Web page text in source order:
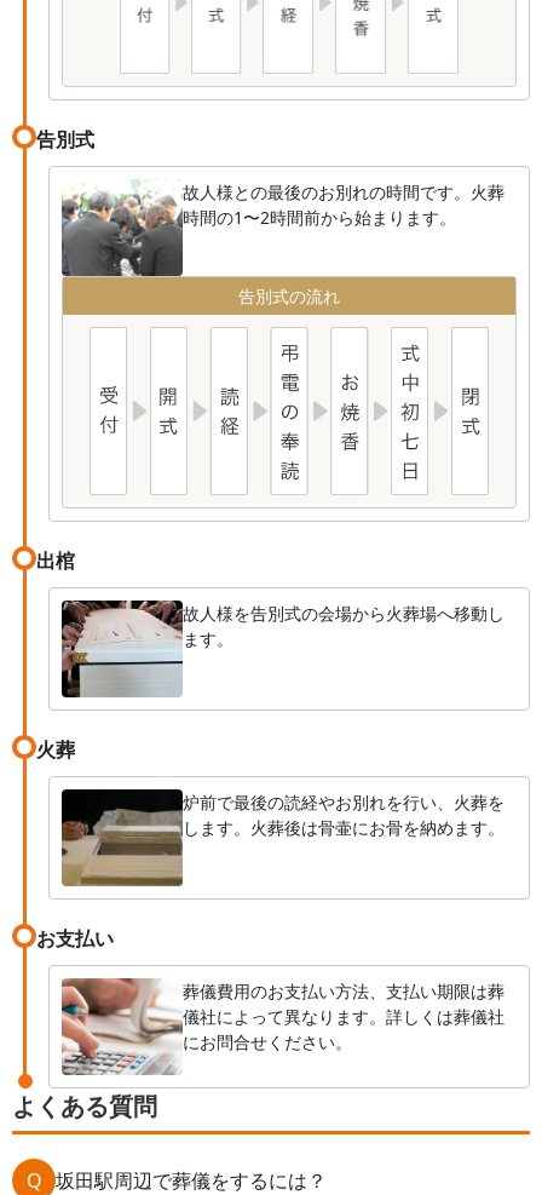
告別式
故人様との最後のお別れの時間です。火葬
時間の1〜2時間前から始まります。
告別式の流れ
出棺
故人様を告別式の会場から火葬場へ移動し
ます。
火葬
炉前で最後の読経やお別れを行い、火葬を
します。火葬後は骨壷にお骨を納めます。
お支払い
葬儀費用のお支払い方法、支払い期限は葬
儀社によって異なります。詳しくは葬儀社
にお問合せください。
よくある質問
Q 坂田駅周辺で葬儀をするには？